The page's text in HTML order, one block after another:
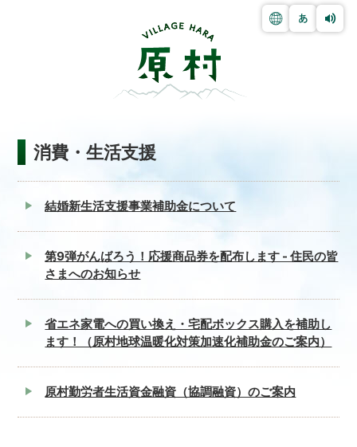
消費・生活支援
結婚新生活支援事業補助金について
第9弾がんばろう！応援商品券を配布します - 住民の皆
さまへのお知らせ
省エネ家電への買い換え・宅配ボックス購入を補助し
ます！（原村地球温暖化対策加速化補助金のご案内）
原村勤労者生活資金融資（協調融資）のご案内